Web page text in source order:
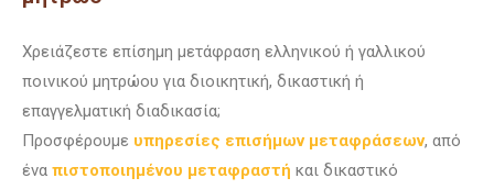
Χρειάζεστε επίσημη μετάφραση ελληνικού ή γαλλικού
ποινικού μητρώου για διοικητική, δικαστική ή
επαγγελματική διαδικασία;
Προσφέρουμε υπηρεσίες επισήμων μεταφράσεων, από
ένα πιστοποιημένου μεταφραστή και δικαστικό